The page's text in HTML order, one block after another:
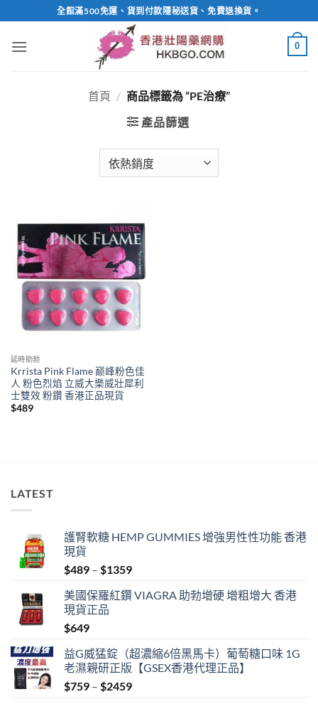
to
content
全館滿500免運、貨到付款隱秘送貨、免費退換貨。
0
首頁 / 商品標籤為 “PE治療”
產品篩選
延時助勃
Krrista Pink Flame 巅峰粉色佳
人 粉色烈焰 立威大樂威壯犀利
士雙效 粉鑽 香港正品現貨
$489
LATEST
護腎軟糖 HEMP GUMMIES 增強男性性功能 香港
現貨
$489 – $1359Price
$489
美國保羅紅鑽 VIAGRA 助勃增硬 增粗增大 香港
現貨正品
$649
益G威猛錠（超濃縮6倍黑馬卡）葡萄糖口味 1G
老濕親研正版【GSEX香港代理正品】
$759 – $2459Price